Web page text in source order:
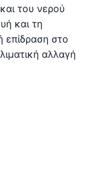
του νερού
και τη
επίδραση στο
αλλαγή